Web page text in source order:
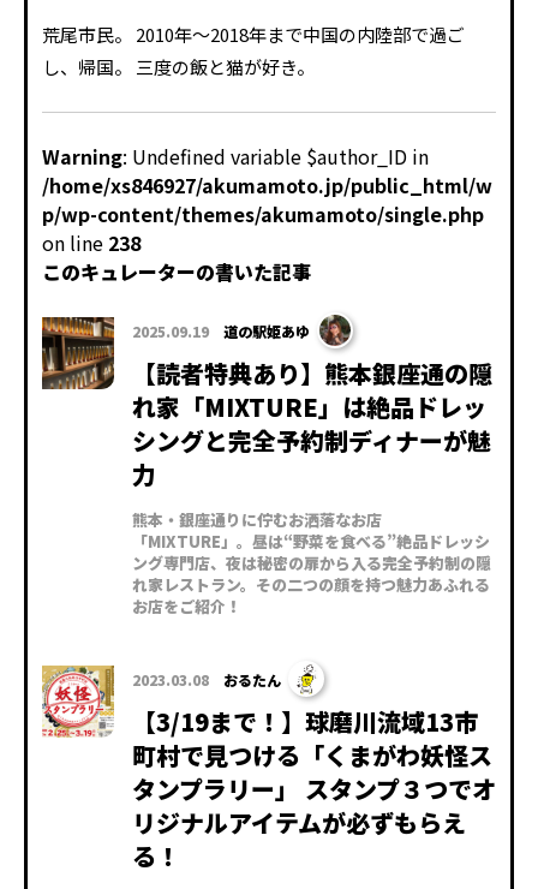
荒尾市民。 2010年～2018年まで中国の内陸部で過ご
し、帰国。 三度の飯と猫が好き。
Warning: Undefined variable $author_ID in
/home/xs846927/akumamoto.jp/public_html/w
p/wp-content/themes/akumamoto/single.php
on line 238
このキュレーターの書いた記事
2025.09.19 道の駅姫あゆ
【読者特典あり】熊本銀座通の隠
れ家「MIXTURE」は絶品ドレッ
シングと完全予約制ディナーが魅
力
熊本・銀座通りに佇むお洒落なお店
「MIXTURE」。昼は“野菜を食べる”絶品ドレッシ
ング専門店、夜は秘密の扉から入る完全予約制の隠
れ家レストラン。その二つの顔を持つ魅力あふれる
お店をご紹介！
2023.03.08 おるたん
【3/19まで！】球磨川流域13市
町村で見つける「くまがわ妖怪ス
タンプラリー」 スタンプ３つでオ
リジナルアイテムが必ずもらえ
る！